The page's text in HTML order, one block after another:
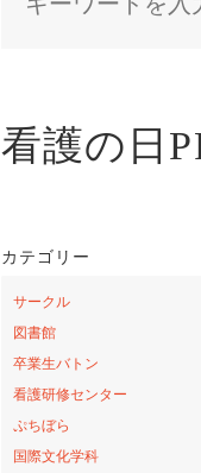
看護の日
カテゴリー
サークル
図書館
卒業生バトン
看護研修センター
ぷちぼら
国際文化学科